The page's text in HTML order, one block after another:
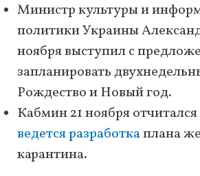
Министр культуры и
политики Украины
ноября выступил с
запланировать
Рождество и Новый год.
Кабмин 21 ноября
ведется разработкаплана
карантина.